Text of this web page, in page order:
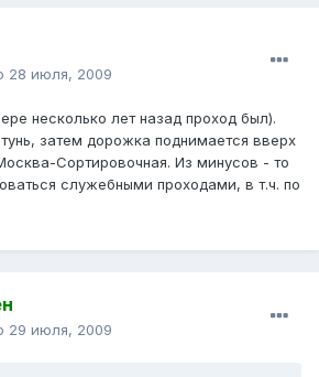
28 июля, 2009
несколько лет назад проход был).
затем дорожка поднимается вверх
Сортировочная. Из минусов - то
служебными проходами, в т.ч. по
29 июля, 2009